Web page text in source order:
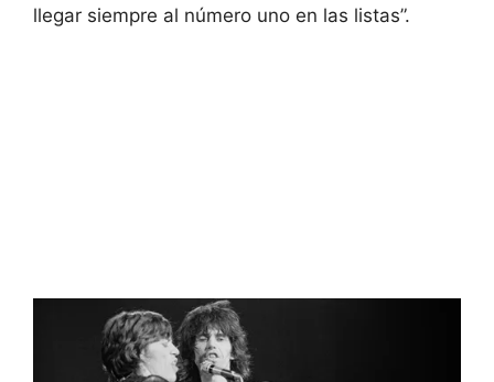
llegar siempre al número uno en las listas”.